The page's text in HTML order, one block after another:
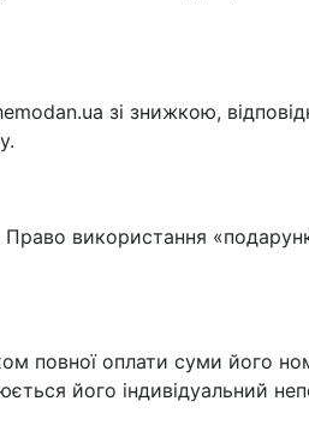
зі знижкою,
використання
повної оплати суми його
його індивідуальний